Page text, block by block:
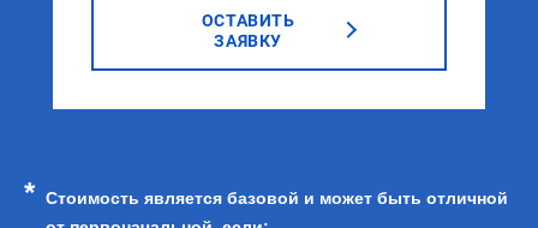
ОСТАВИТЬ
ЗАЯВКУ
Стоимость является базовой и может быть отличной